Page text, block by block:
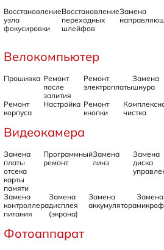
Восстановление
узла
фокусировки
Восстановление
переходных
шлейфов
Замена
Велокомпьютер
Прошивка Ремонт
после
залития
Ремонт
электроплаты
Замена
шнура
Ремонт
корпуса
Настройка Ремонт
кнопки
чистка
Видеокамера
Замена
платы
отсека
карты
памяти
Программный
ремонт
Замена
линз
Замена
диска
Замена
контроллера
питания
Замена
дисплея
(экрана)
Замена
аккумулятора
Замена
Фотоаппарат